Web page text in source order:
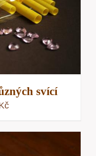
svící